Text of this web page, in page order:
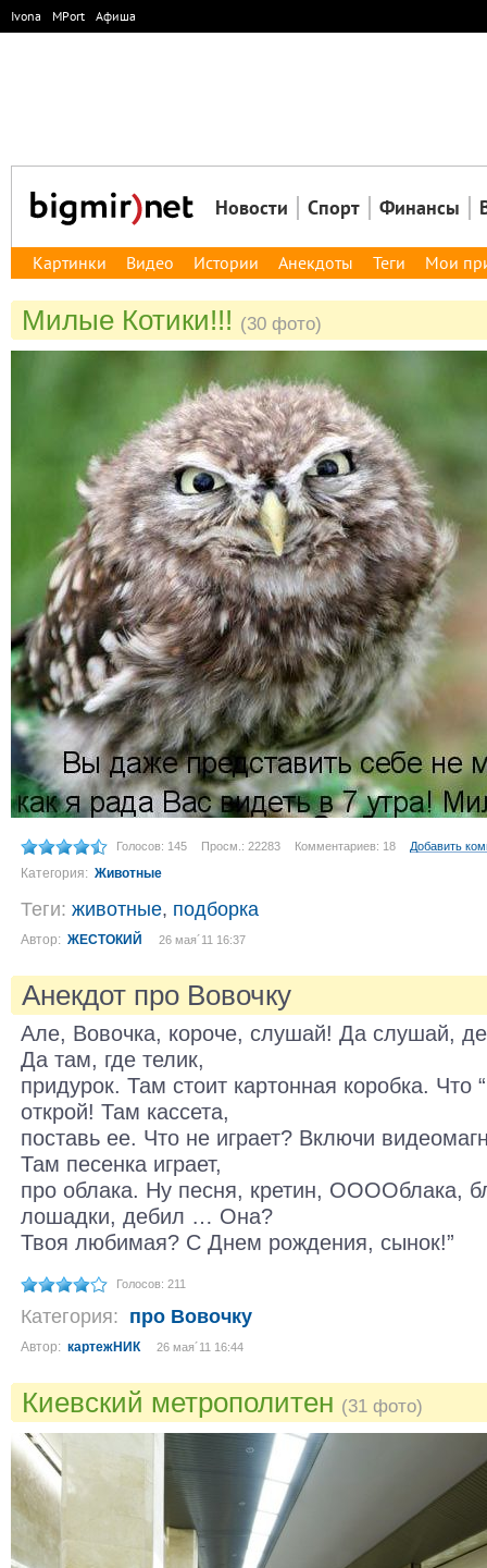
Ivona MPort Афиша
Новости Спорт Финансы
Картинки Видео Истории Анекдоты Теги Мои
Милые Котики!!! (30 фото)
Голосов: 145 Просм.: 22283 Комментариев: 18 Добавить
Категория: Животные
Теги: животные, подборка
Автор: ЖЕСТОКИЙ 26 мая´11 16:37
Анекдот про Вовочку
Але, Вовочка, короче, слушай! Да слушай,
Да там, где телик,
придурок. Там стоит картонная коробка. Что
открой! Там кассета,
поставь ее. Что не играет? Включи
Там песенка играет,
про облака. Ну песня, кретин, ООООблака,
лошадки, дебил … Она?
Твоя любимая? С Днем рождения, сынок!”
Голосов: 211
Категория: про Вовочку
Автор: картежНИК 26 мая´11 16:44
Киевский метрополитен (31 фото)